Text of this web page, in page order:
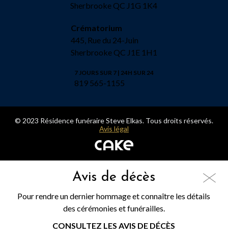
Sherbrooke QC J1G 1K4
Crématorium
445, Rue du 24-Juin
Sherbrooke QC J1E 1H1
7 JOURS SUR 7 | 24H SUR 24
819 565-1155
© 2023 Résidence funéraire Steve Elkas. Tous droits réservés.
Avis légal
Avis de décès
Pour rendre un dernier hommage et connaître les détails
des cérémonies et funérailles.
CONSULTEZ LES AVIS DE DÉCÈS